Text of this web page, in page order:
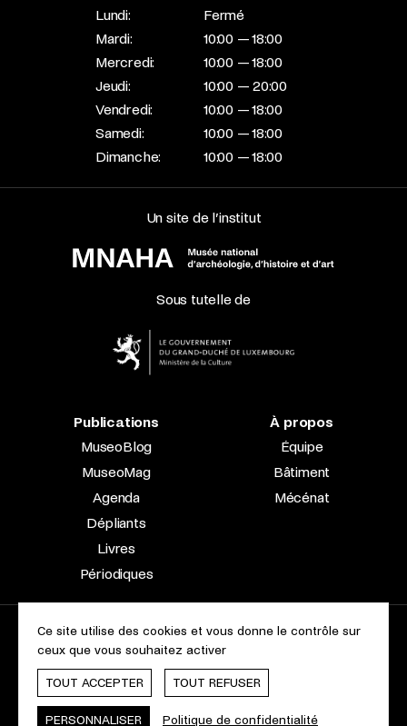
Lundi:
Fermé
Mardi:
10:00 — 18:00
Mercredi:
10:00 — 18:00
Jeudi:
10:00 — 20:00
Vendredi:
10:00 — 18:00
Samedi:
10:00 — 18:00
Dimanche:
10:00 — 18:00
Un site de l’institut
Sous tutelle de
Publications
MuseoBlog
MuseoMag
Agenda
Dépliants
Livres
Périodiques
À propos
Équipe
Bâtiment
Mécénat
2023 © Le Musée national d’archéologie, d’histoire et d’art |
À propos du site
Accessibilité
Charte des cookies
Ce site utilise des cookies et vous donne le contrôle sur
ceux que vous souhaitez activer
TOUT ACCEPTER TOUT REFUSER
PERSONNALISER Politique de confidentialité